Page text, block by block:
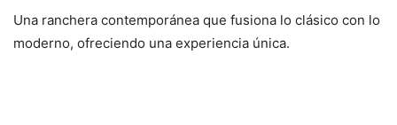
Una ranchera contemporánea que fusiona lo clásico con lo
moderno, ofreciendo una experiencia única.